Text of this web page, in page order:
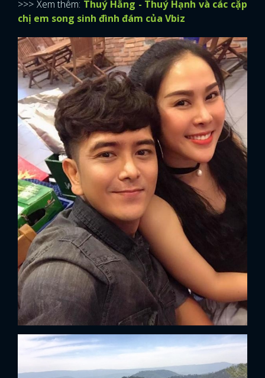
>>> Xem thêm: Thuý Hằng - Thuý Hạnh và các cặp
chị em song sinh đình đám của Vbiz